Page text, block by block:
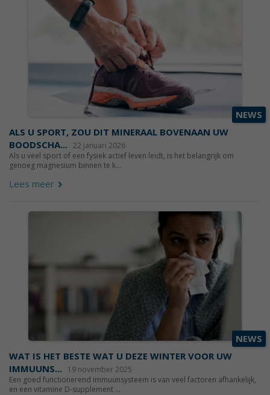
NEWS
ALS U SPORT, ZOU DIT MINERAAL BOVENAAN UW
BOODSCHA... 22 januari 2026
Als u veel sport of een fysiek actief leven leidt, is het belangrijk om
genoeg magnesium binnen te k...
Lees meer
NEWS
WAT IS HET BESTE WAT U DEZE WINTER VOOR UW
IMMUUNS...
19 november 2025
Een goed functionerend immuunsysteem is van veel factoren afhankelijk,
en een vitamine D-supplement ...